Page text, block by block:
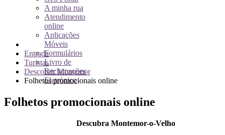
A minha rua
Atendimento
online
Aplicações
Móveis
Formulários
Livro de
Reclamações
Eletrónico
Entrada
Turistas
Descobrir Montemor
Folhetos promocionais online
Folhetos promocionais online
Descubra Montemor-o-Velho